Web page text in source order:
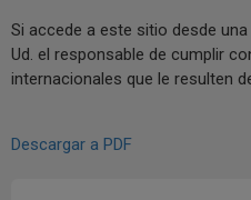
Si accede a este sitio desde
Ud. el responsable de cumplir
internacionales que le resulten
Descargar a PDF